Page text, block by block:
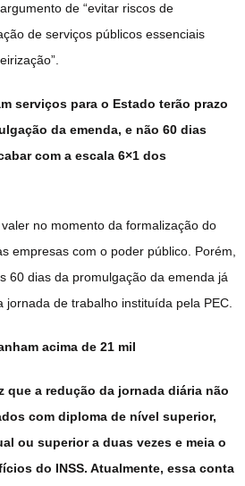
de “evitar riscos de
de serviços públicos essenciais
serviços para o Estado terão prazo
da emenda, e não 60 dias
com a escala 6×1 dos
no momento da formalização do
empresas com o poder público. Porém,
60 dias da promulgação da emenda já
jornada de trabalho instituída pela PEC.
acima de 21 mil
a redução da jornada diária não
com diploma de nível superior,
ou superior a duas vezes e meia o
do INSS. Atualmente, essa conta